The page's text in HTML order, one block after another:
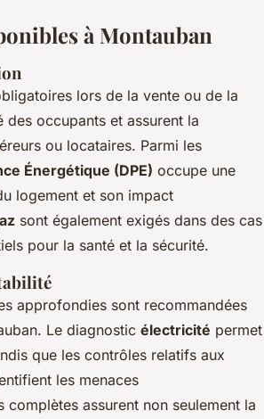
à Montauban
lors de la vente ou de la
occupants et assurent la
ou locataires. Parmi les
Énergétique (DPE) occupe une
logement et son impact
sont également exigés dans des cas
pour la santé et la sécurité.
approfondies sont recommandées
Le diagnostic électricité permet
que les contrôles relatifs aux
les menaces
assurent non seulement la